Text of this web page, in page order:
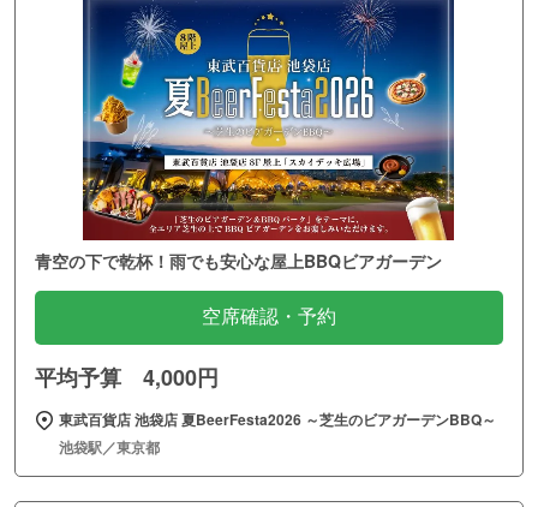
青空の下で乾杯！雨でも安心な屋上BBQビアガーデン
空席確認・予約
平均予算 4,000円
東武百貨店 池袋店 夏BeerFesta2026 ～芝生のビアガーデンBBQ～
池袋駅／東京都